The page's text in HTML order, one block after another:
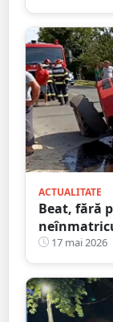
ACTUALITATE
Beat, fără
Satu Mare
17 mai 2026